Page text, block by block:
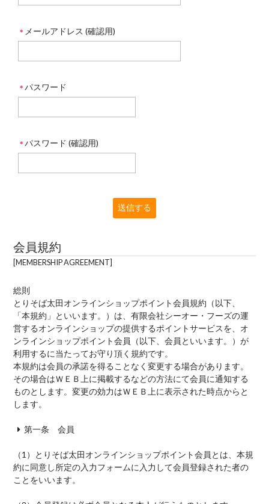
＊ メールアドレス (確認用)
＊パスワード
＊ パスワード (確認用)
会員規約
MEMBERSHIP AGREEMENT
総則
とりそば太田オンラインショップポイント会員規約（以下、
「本規約」といいます。）は、有限会社シーオー・フーズの運
営するオンラインショップの提供するポイントサービスを、オ
ンラインショップポイント会員（以下、会員といいます。）が
利用するに当たってお守り頂く規約です。
本規約は会員の承諾を得ることなく変更する場合があります。
その場合はＷＥＢ上に掲載するなどの方法にて会員に通知する
ものとします。変更の効力はＷＥＢ上に表示された時点からと
します。
第一条 会員
（1） とりそば太田オンラインショップポイント会員とは、本規
約に同意し所定の入力フォームに入力して会員登録された者の
ことをいいます。